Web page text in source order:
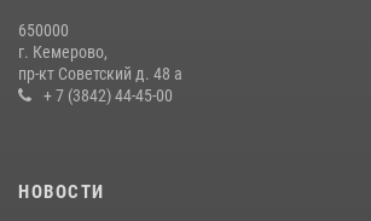
гипермаркета товары на 13 тысяч рублей (ВИДЕО)
16 июля 2026, 06:43
650000
г. Кемерово,
пр-кт Советский д. 48 а
+ 7 (3842) 44-45-00
НОВОСТИ